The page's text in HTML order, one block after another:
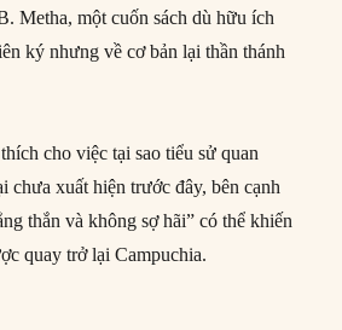
Metha, một cuốn sách dù hữu ích
ký nhưng về cơ bản lại thần thánh
cho việc tại sao tiểu sử quan
chưa xuất hiện trước đây, bên cạnh
thắn và không sợ hãi” có thể khiến
quay trở lại Campuchia.
quyền lực của Hun Sen ở Campuchia”